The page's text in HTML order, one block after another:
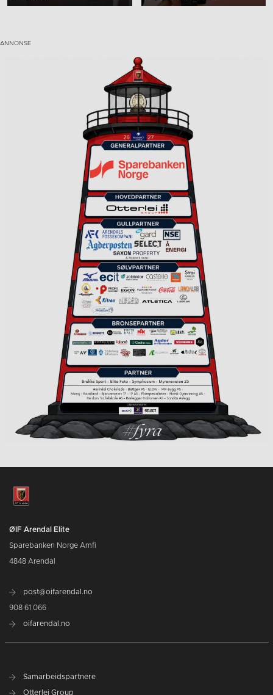
ØIF Arendal Elite
Sparebanken Norge Amfi
4848 Arendal
post@oifarendal.no
908 61 066
oifarendal.no
Samarbeidspartnere
Otterlei Group